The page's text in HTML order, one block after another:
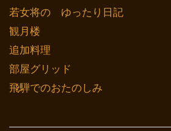
若女将の ゆったり日記
観月楼
追加料理
部屋グリッド
飛騨でのおたのしみ